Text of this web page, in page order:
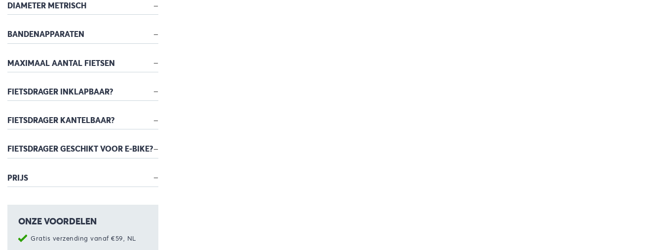
DIAMETER METRISCH
BANDENAPPARATEN
MAXIMAAL AANTAL FIETSEN
FIETSDRAGER INKLAPBAAR?
FIETSDRAGER KANTELBAAR?
FIETSDRAGER GESCHIKT VOOR E-BIKE?
PRIJS
ONZE VOORDELEN
Gratis verzending vanaf €59, NL